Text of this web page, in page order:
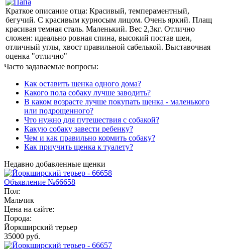
Краткое описание отца: Красивый, темпераментный,
бегучий. С красивым курносым лицом. Очень яркий. Плащ
красивая темная сталь. Маленький. Вес 2,3кг. Отлично
сложен: идеально ровная спина, высокий постав шеи,
отличный углы, хвост правильной сабелькой. Выставочная
оценка "отлично"
Часто задаваемые вопросы:
Как оставить щенка одного дома?
Какого пола собаку лучше заводить?
В каком возрасте лучше покупать щенка - маленького
или подрощенного?
Что нужно для путешествия с собакой?
Какую собаку завести ребенку?
Чем и как правильно кормить собаку?
Как приучить щенка к туалету?
Недавно добавленные щенки
Объявление №66658
Пол:
Мальчик
Цена на сайте:
Порода:
Йоркширский терьер
35000 руб.